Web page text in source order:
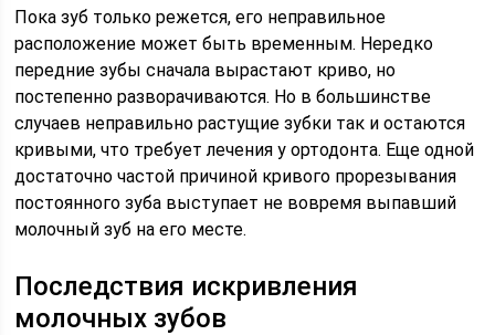
Пока зуб только режется, его неправильное
расположение может быть временным. Нередко
передние зубы сначала вырастают криво, но
постепенно разворачиваются. Но в большинстве
случаев неправильно растущие зубки так и остаются
кривыми, что требует лечения у ортодонта. Еще одной
достаточно частой причиной кривого прорезывания
постоянного зуба выступает не вовремя выпавший
молочный зуб на его месте.
Последствия искривления
молочных зубов